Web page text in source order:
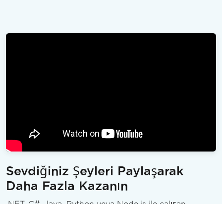
Sevdiğiniz Şeyleri Paylaşarak
Daha Fazla Kazanın